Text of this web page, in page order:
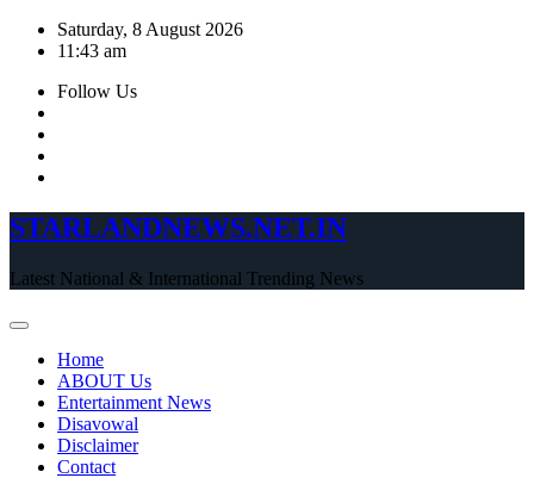
Skip
Saturday, 8 August 2026
11:43 am
Follow Us
STARLANDNEWS.NET.IN
Latest National & International Trending News
Home
ABOUT Us
Entertainment News
Disavowal
Disclaimer
Contact